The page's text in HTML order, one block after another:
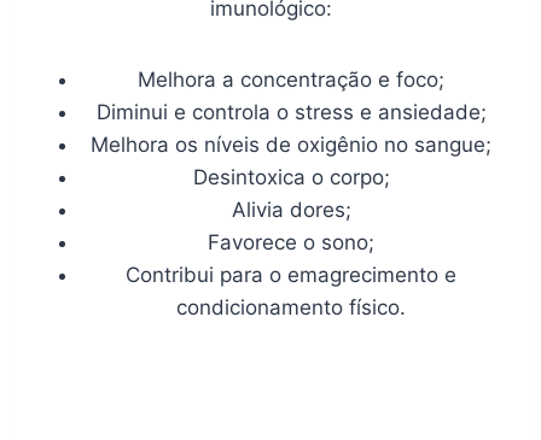
imunológico:
Melhora a concentração e foco;
Diminui e controla o stress e ansiedade;
Melhora os níveis de oxigênio no sangue;
Desintoxica o corpo;
Alivia dores;
Favorece o sono;
Contribui para o emagrecimento e
condicionamento físico.